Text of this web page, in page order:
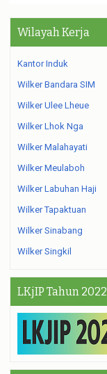
Wilayah Kerja
Kantor Induk
Wilker Bandara SIM
Wilker Ulee Lheue
Wilker Lhok Nga
Wilker Malahayati
Wilker Meulaboh
Wilker Labuhan Haji
Wilker Tapaktuan
Wilker Sinabang
Wilker Singkil
LKjIP Tahun 2022